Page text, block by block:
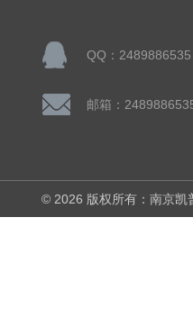
QQ：2489886535
邮箱：
© 2026 版权所有：南京